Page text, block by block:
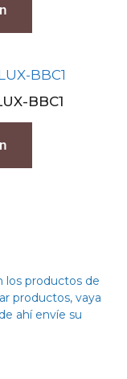
BBC1
los productos de
productos, vaya
ahí envíe su